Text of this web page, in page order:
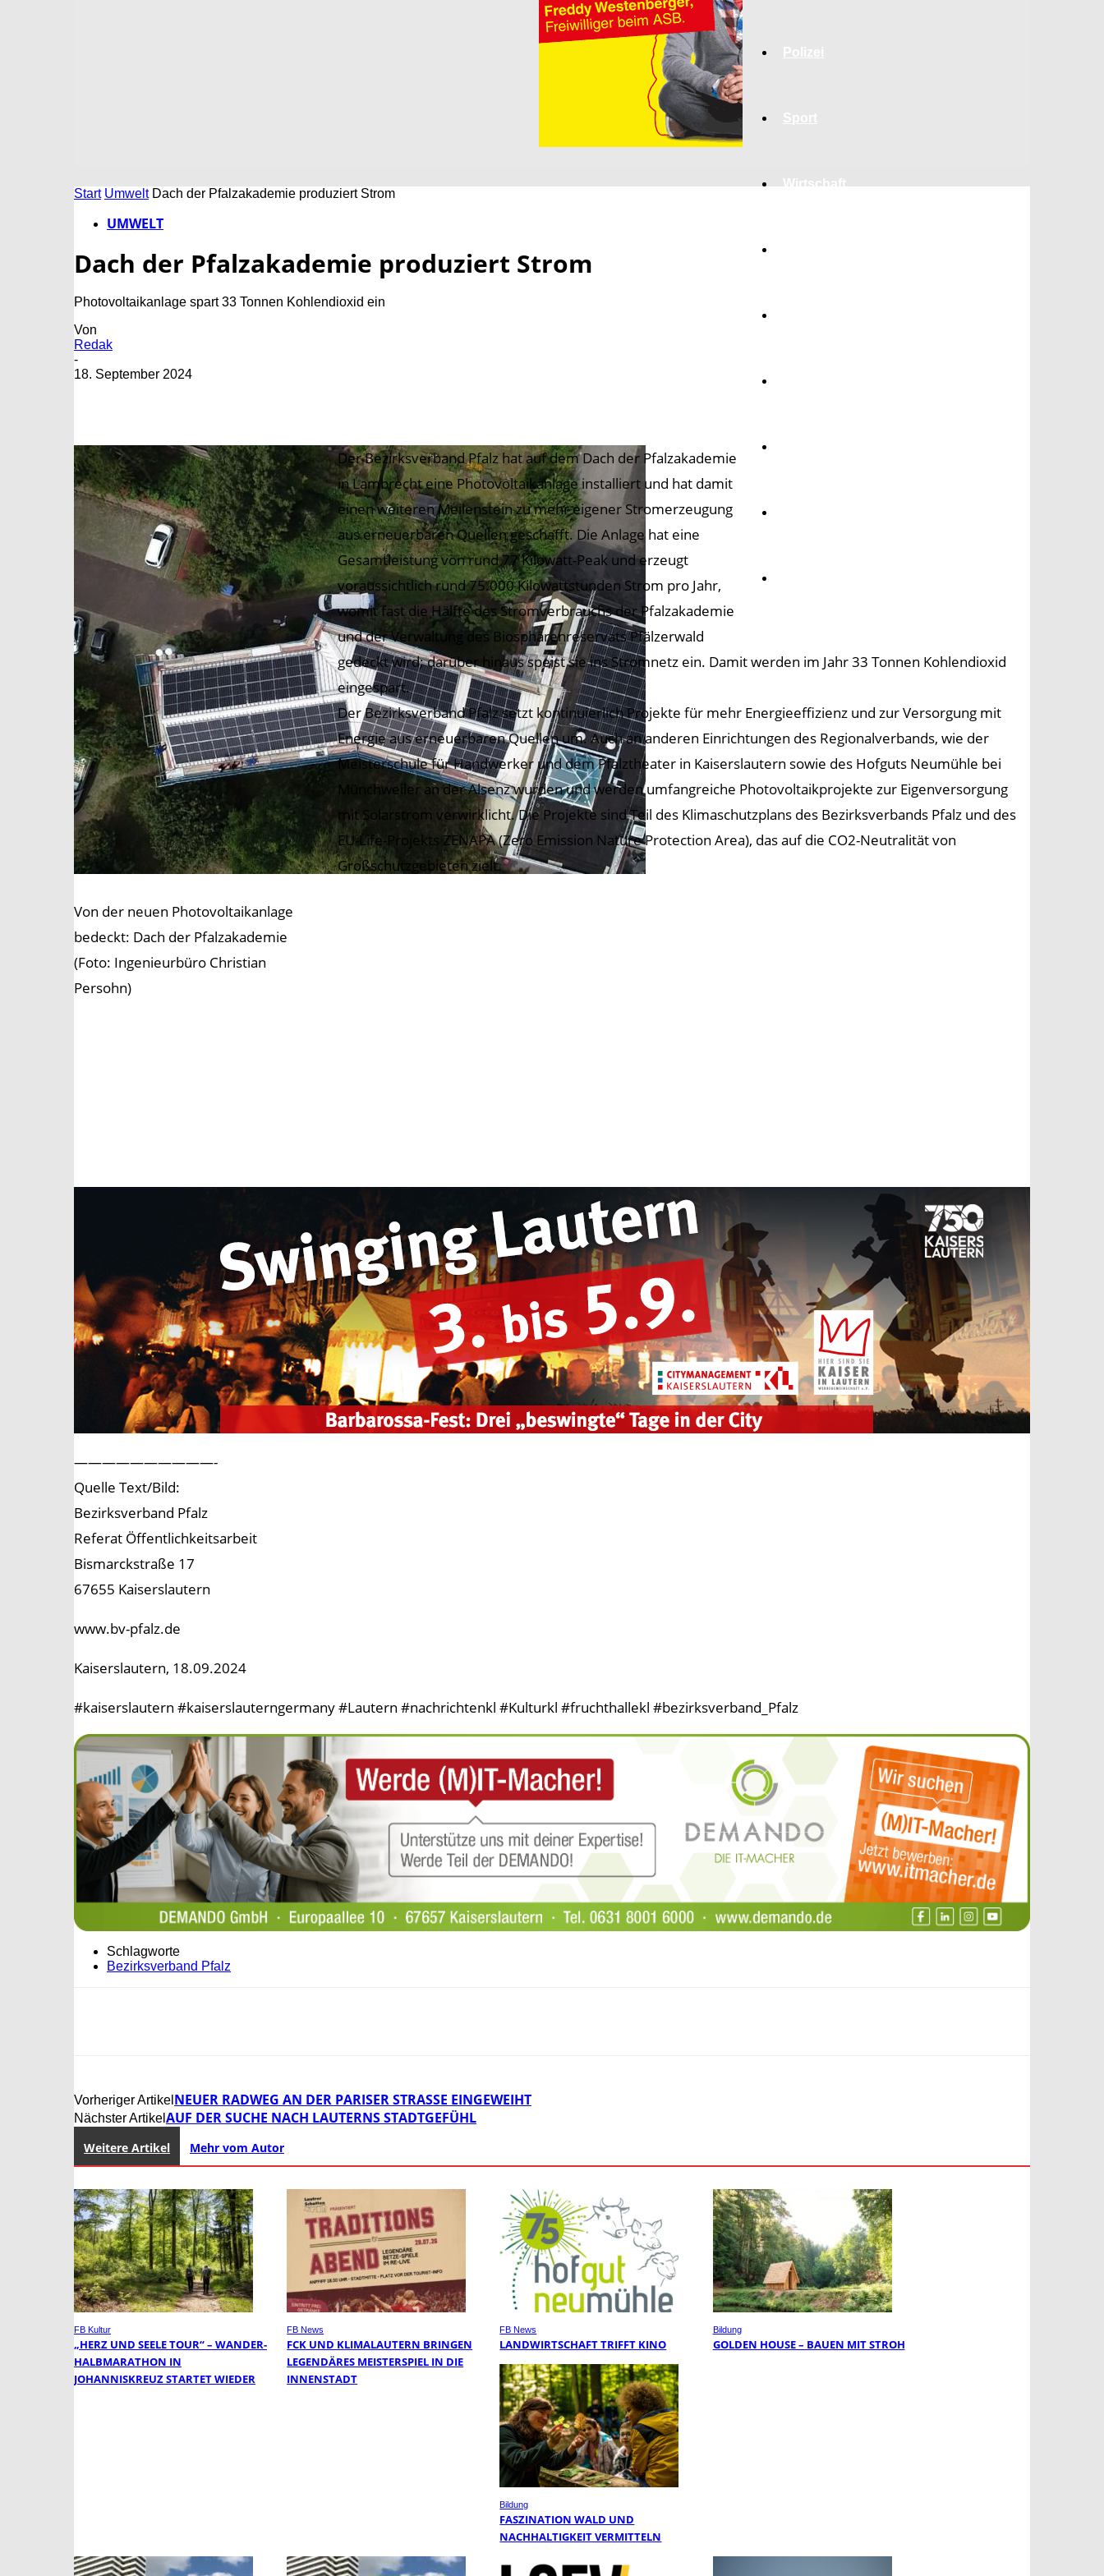
Wirtschaft
Start Umwelt Dach der Pfalzakademie produziert Strom
UMWELT
Dach der Pfalzakademie produziert Strom
Photovoltaikanlage spart 33 Tonnen Kohlendioxid ein
Von
Redak
-
18. September 2024
Von der neuen Photovoltaikanlage
bedeckt: Dach der Pfalzakademie
(Foto: Ingenieurbüro Christian
Persohn)
Der Bezirksverband Pfalz hat auf dem Dach der Pfalzakademie
in Lambrecht eine Photovoltaikanlage installiert und hat damit
einen weiteren Meilenstein zu mehr eigener Stromerzeugung
aus erneuerbaren Quellen geschafft. Die Anlage hat eine
Gesamtleistung von rund 77 Kilowatt-Peak und erzeugt
voraussichtlich rund 75.000 Kilowattstunden Strom pro Jahr,
womit fast die Hälfte des Stromverbrauchs der Pfalzakademie
und der Verwaltung des Biosphärenreservats Pfälzerwald
gedeckt wird; darüber hinaus speist sie ins Stromnetz ein. Damit werden im Jahr 33 Tonnen Kohlendioxid
eingespart.
Der Bezirksverband Pfalz setzt kontinuierlich Projekte für mehr Energieeffizienz und zur Versorgung mit
Energie aus erneuerbaren Quellen um. Auch an anderen Einrichtungen des Regionalverbands, wie der
Meisterschule für Handwerker und dem Pfalztheater in Kaiserslautern sowie des Hofguts Neumühle bei
Münchweiler an der Alsenz wurden und werden umfangreiche Photovoltaikprojekte zur Eigenversorgung
mit Solarstrom verwirklicht. Die Projekte sind Teil des Klimaschutzplans des Bezirksverbands Pfalz und des
EU-Life-Projekts ZENAPA (Zero Emission Nature Protection Area), das auf die CO2-Neutralität von
Großschutzgebieten zielt.
——————————-
Quelle Text/Bild:
Bezirksverband Pfalz
Referat Öffentlichkeitsarbeit
Bismarckstraße 17
67655 Kaiserslautern
www.bv-pfalz.de
Kaiserslautern, 18.09.2024
#kaiserslautern #kaiserslauterngermany #Lautern #nachrichtenkl #Kulturkl #fruchthallekl #bezirksverband_Pfalz
Schlagworte
Bezirksverband Pfalz
Vorheriger Artikel NEUER RADWEG AN DER PARISER STRASSE EINGEWEIHT
Nächster Artikel AUF DER SUCHE NACH LAUTERNS STADTGEFÜHL
Weitere Artikel Mehr vom Autor
FB Kultur
„HERZ UND SEELE TOUR“ – WANDER-
HALBMARATHON IN
JOHANNISKREUZ STARTET WIEDER
FB News
FCK UND KLIMALAUTERN BRINGEN
LEGENDÄRES MEISTERSPIEL IN DIE
INNENSTADT
FB News
LANDWIRTSCHAFT TRIFFT KINO
Bildung
GOLDEN HOUSE – BAUEN MIT STROH
Bildung
FASZINATION WALD UND
NACHHALTIGKEIT VERMITTELN